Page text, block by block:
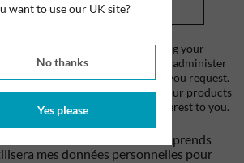
want to use our UK site?
No thanks
Yes please
to protecting and respecting your
use your personal information to administer
the products and services you request.
would like to contact you about our products
other content that may be of interest to you.
vos offres et actualités. Je comprends
mes données personnelles pour